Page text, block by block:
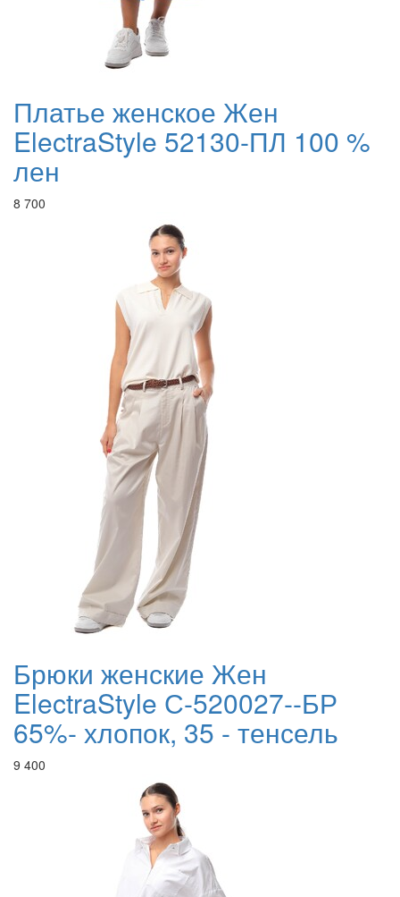
Платье женское Жен
ElectraStyle 52130-ПЛ 100 %
лен
8 700
Брюки женские Жен
ElectraStyle С-520027--БР
65%- хлопок, 35 - тенсель
9 400